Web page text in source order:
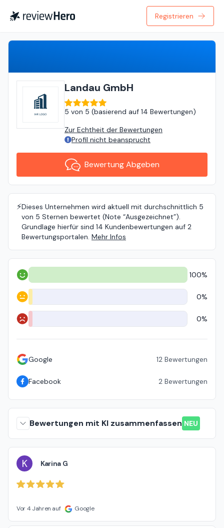
Registrieren
Landau GmbH
5 von 5 (basierend auf 14 Bewertungen)
Zur Echtheit der Bewertungen
Profil nicht beansprucht
Bewertung Abgeben
⚡️Dieses Unternehmen wird aktuell mit durchschnittlich 5
von 5 Sternen bewertet (Note “Ausgezeichnet”).
Grundlage hierfür sind 14 Kundenbewertungen auf 2
Bewertungsportalen. Mehr Infos
Positiv 100%
Neutral 0%
Negativ 0%
Google 12 Bewertungen
Facebook 2 Bewertungen
Bewertungen mit KI zusammenfassen NEU
K Karina G
Vor 4 Jahren auf Google